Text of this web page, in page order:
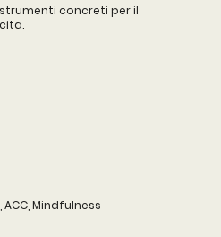
concreti per il
Mindfulness